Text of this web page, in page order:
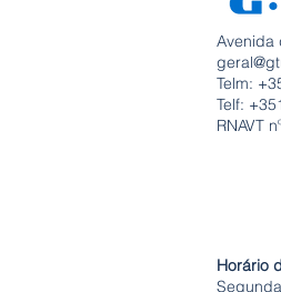
Avenida
Telm:
Telf:
RNAVT
Horário